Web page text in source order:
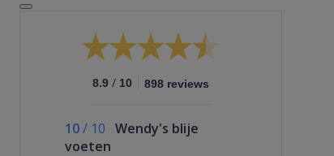
8.9 / 10 898 reviews
10/ 10 Wendy's blije
voeten